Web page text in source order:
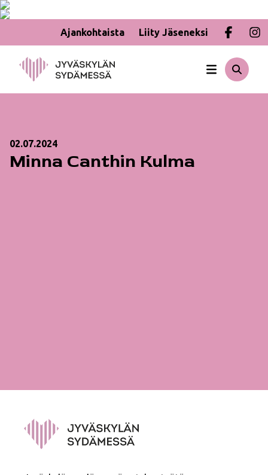
Ajankohtaista
Liity Jäseneksi
sisältöön
02.07.2024
Minna Canthin Kulma